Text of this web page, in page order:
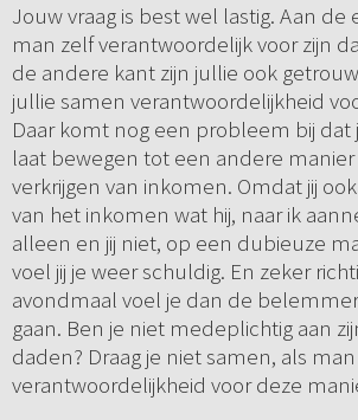
Jouw vraag is best wel lastig. Aan de
man zelf verantwoordelijk voor zijn
de andere kant zijn jullie ook
jullie samen verantwoordelijkheid
Daar komt nog een probleem bij dat
laat bewegen tot een andere
verkrijgen van inkomen. Omdat jij
van het inkomen wat hij, naar ik
alleen en jij niet, op een dubieuze
voel jij je weer schuldig. En zeker
avondmaal voel je dan de
gaan. Ben je niet medeplichtig aan
daden? Draag je niet samen, als
verantwoordelijkheid voor deze